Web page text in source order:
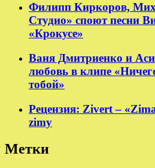
Филипп Киркоров,
Студио» споют песни
«Крокусе»
Ваня Дмитриенко и
любовь в клипе
тобой»
Рецензия: Zivert –
zimy
Метки